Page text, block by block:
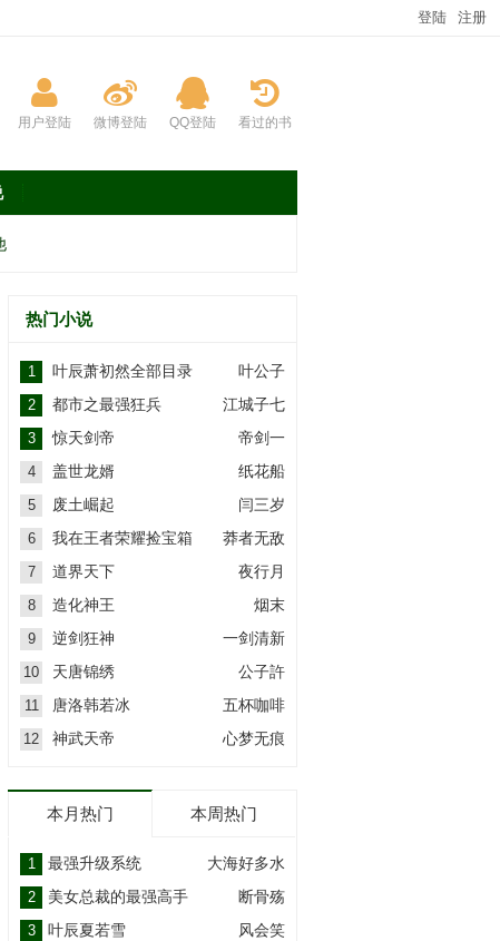
登陆 注册
看过的书
QQ登陆
微博登陆
用户登陆
热门小说
1 叶公子
叶辰萧初然全部目录
2 江城子七
都市之最强狂兵
3 帝剑一
惊天剑帝
4 纸花船
盖世龙婿
5 闫三岁
废土崛起
6 莽者无敌
我在王者荣耀捡宝箱
7 夜行月
道界天下
8 烟末
造化神王
9 一剑清新
逆剑狂神
10 公子許
天唐锦绣
11 五杯咖啡
唐洛韩若冰
12 心梦无痕
神武天帝
本月热门 本周热门
1 大海好多水
最强升级系统
2 断骨殇
美女总裁的最强高手
3 风会笑
叶辰夏若雪